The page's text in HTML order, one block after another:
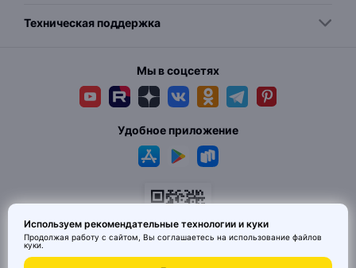
Техническая поддержка
Мы в соцсетях
Удобное приложение
Используем рекомендательные технологии и куки
Продолжая работу с сайтом, Вы соглашаетесь на использование файлов
куки.